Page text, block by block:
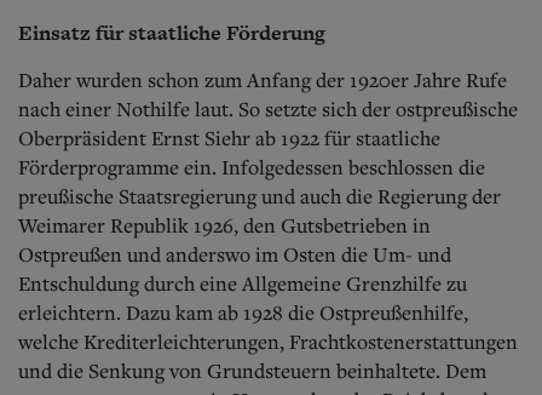
Einsatz für staatliche Förderung
Daher wurden schon zum Anfang der 1920er Jahre Rufe
nach einer Nothilfe laut. So setzte sich der ostpreußische
Oberpräsident Ernst Siehr ab 1922 für staatliche
Förderprogramme ein. Infolgedessen beschlossen die
preußische Staatsregierung und auch die Regierung der
Weimarer Republik 1926, den Gutsbetrieben in
Ostpreußen und anderswo im Osten die Um- und
Entschuldung durch eine Allgemeine Grenzhilfe zu
erleichtern. Dazu kam ab 1928 die Ostpreußenhilfe,
welche Krediterleichterungen, Frachtkostenerstattungen
und die Senkung von Grundsteuern beinhaltete. Dem